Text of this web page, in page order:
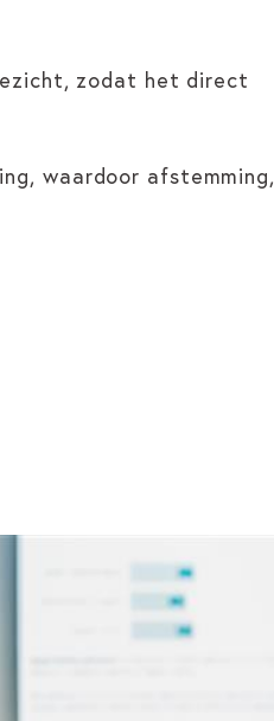
zodat het direct
waardoor afstemming,